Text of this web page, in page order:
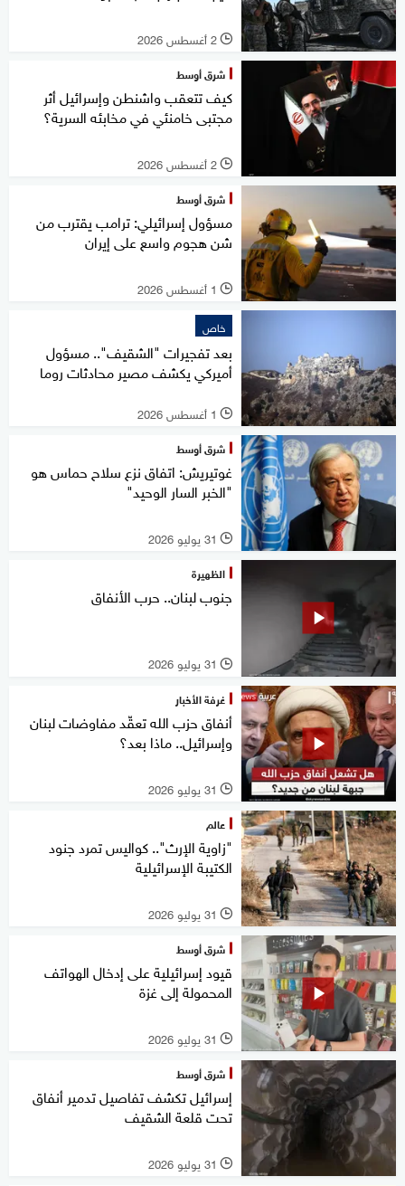
l 2 أغسطس 2026
شرق أوسط
كيف تتعقب واشنطن وإسرائيل أثر
مجتبى خامنئي في مخابئه السرية؟
l 2 أغسطس 2026
شرق أوسط
مسؤول إسرائيلي: ترامب يقترب من
شن هجوم واسع على إيران
l 1 أغسطس 2026
خاص
بعد تفجيرات "الشقيف".. مسؤول
أميركي يكشف مصير محادثات روما
l 1 أغسطس 2026
شرق أوسط
غوتيريش: اتفاق نزع سلاح حماس هو
"الخبر السار الوحيد"
l 31 يوليو 2026
الظهيرة
جنوب لبنان.. حرب الأنفاق
l 31 يوليو 2026
غرفة الأخبار
أنفاق حزب الله تعقّد مفاوضات لبنان
وإسرائيل.. ماذا بعد؟
l 31 يوليو 2026
عالم
"زاوية الإرث".. كواليس تمرد جنود
الكتيبة الإسرائيلية
l 31 يوليو 2026
شرق أوسط
قيود إسرائيلية على إدخال الهواتف
المحمولة إلى غزة
l 31 يوليو 2026
شرق أوسط
إسرائيل تكشف تفاصيل تدمير أنفاق
تحت قلعة الشقيف
l 31 يوليو 2026